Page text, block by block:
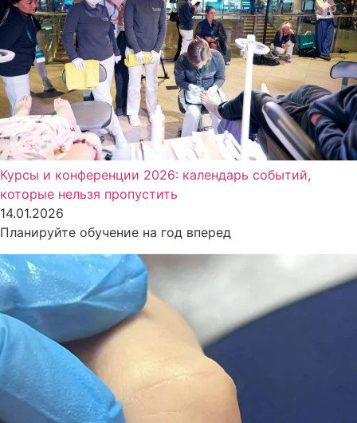
Курсы и конференции 2026: календарь событий,
которые нельзя пропустить
14.01.2026
Планируйте обучение на год вперед